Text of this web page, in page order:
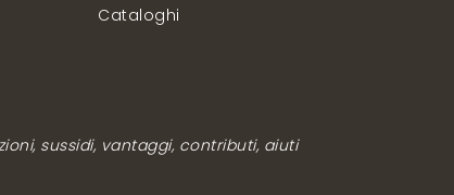
Cataloghi
sussidi, vantaggi, contributi, aiuti